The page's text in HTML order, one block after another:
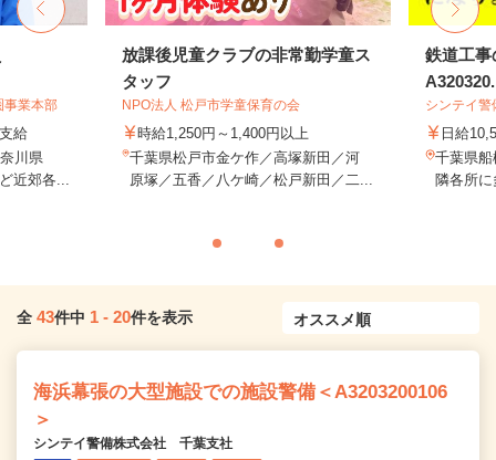
業本部
給
川県
近郊各...
放課後児童クラブの非常勤学童ス
タッフ
NPO法人 松戸市学童保育の会
時給1,250円～1,400円以上
千葉県松戸市金ケ作／高塚新田／河
原塚／五香／八ケ崎／松戸新田／二...
鉄道工事
シンテイ
日給
千葉県
隣各所
全 43件中 1 - 20件を表示
海浜幕張の大型施設での施設警備＜A3203200106
＞
シンテイ警備株式会社 千葉支社